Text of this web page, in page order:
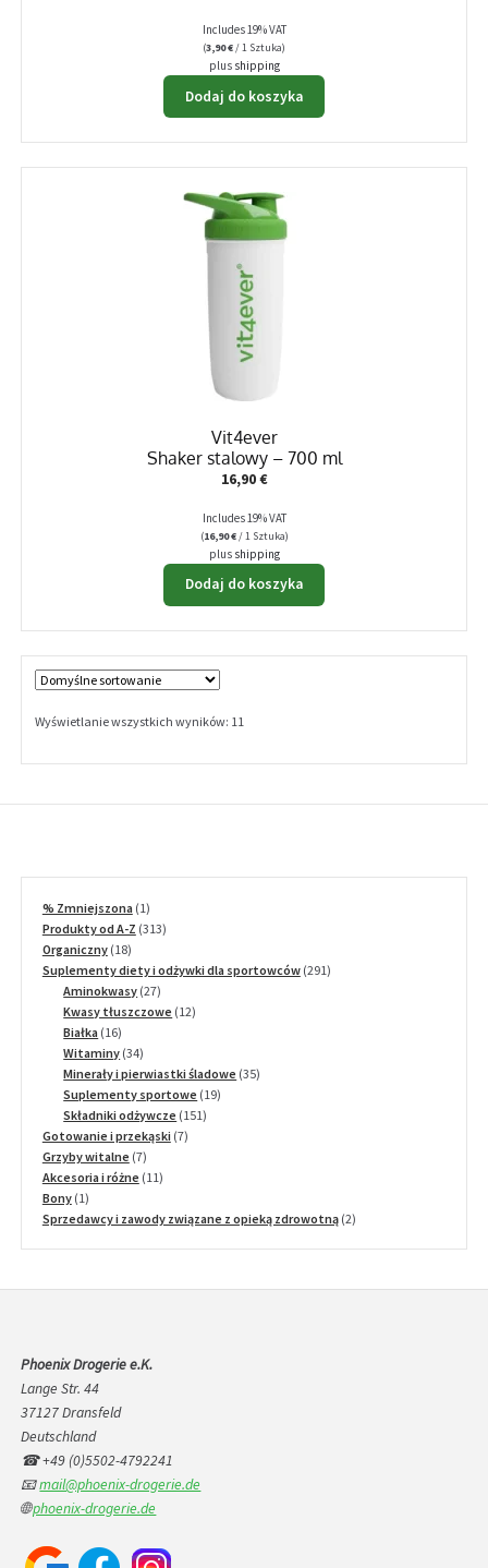
Includes 19% VAT
(3,90€/ 1 Sztuka)
plus shipping
Dodaj do koszyka
Vit4ever
Shaker stalowy – 700 ml
16,90€
Includes 19% VAT
(16,90€/ 1 Sztuka)
plus shipping
Dodaj do koszyka
Wyświetlanie wszystkich wyników: 11
% Zmniejszona 11
produkt
Produkty od A-Z 313313
Organiczny 1818
produktów
Suplementy diety i odżywki dla sportowców 291291
Aminokwasy 2727
produktów
Kwasy tłuszczowe 1212
Białka 1616
produktów
Witaminy 3434
produkty
Minerały i pierwiastki śladowe 3535
Suplementy sportowe 1919
Składniki odżywcze 151151
Gotowanie i przekąski 77
Grzyby witalne 77
produktów
Akcesoria i różne 1111
Bony 11
produkt
Sprzedawcy i zawody związane z opieką zdrowotną 22
Phoenix Drogerie e.K.
Lange Str. 44
37127 Dransfeld
Deutschland
☎ +49 (0)5502-4792241
📧mail@phoenix-drogerie.de
🌐phoenix-drogerie.de